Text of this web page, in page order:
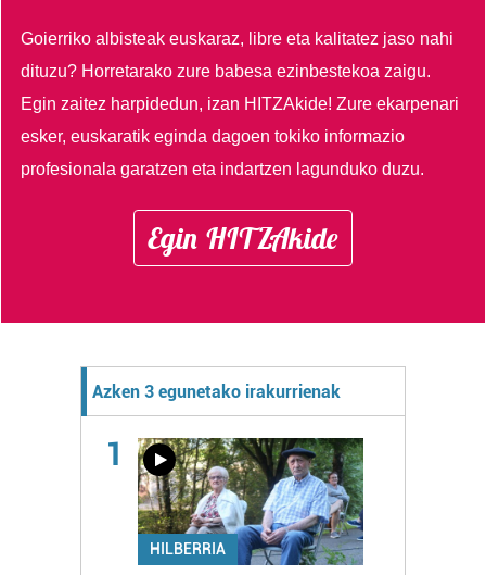
Goierriko albisteak euskaraz, libre eta kalitatez jaso nahi
dituzu? Horretarako zure babesa ezinbestekoa zaigu.
Egin zaitez harpidedun, izan HITZAkide!Zure ekarpenari
esker, euskaratik eginda dagoen tokiko informazio
profesionala garatzen eta indartzen lagunduko duzu.
Egin HITZAkide
Azken 3 egunetako irakurrienak
1
HILBERRIA